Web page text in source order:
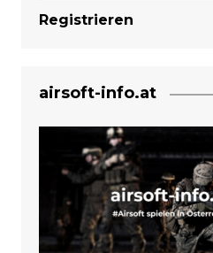
Registrieren
airsoft-info.at